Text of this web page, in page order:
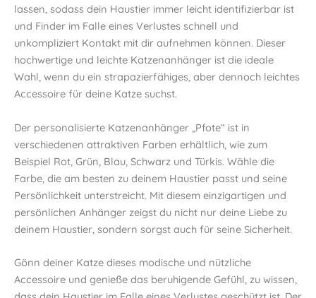
lassen, sodass dein Haustier immer leicht identifizierbar ist
und Finder im Falle eines Verlustes schnell und
unkompliziert Kontakt mit dir aufnehmen können. Dieser
hochwertige und leichte Katzenanhänger ist die ideale
Wahl, wenn du ein strapazierfähiges, aber dennoch leichtes
Accessoire für deine Katze suchst.
Der personalisierte Katzenanhänger „Pfote“ ist in
verschiedenen attraktiven Farben erhältlich, wie zum
Beispiel Rot, Grün, Blau, Schwarz und Türkis. Wähle die
Farbe, die am besten zu deinem Haustier passt und seine
Persönlichkeit unterstreicht. Mit diesem einzigartigen und
persönlichen Anhänger zeigst du nicht nur deine Liebe zu
deinem Haustier, sondern sorgst auch für seine Sicherheit.
Gönn deiner Katze dieses modische und nützliche
Accessoire und genieße das beruhigende Gefühl, zu wissen,